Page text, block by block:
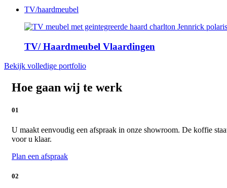
TV/haardmeubel
TV/ Haardmeubel Vlaardingen
Bekijk volledige portfolio
Hoe gaan wij te werk
01
U maakt eenvoudig een afspraak in onze showroom. De koffie
voor u klaar.
Plan een afspraak
02